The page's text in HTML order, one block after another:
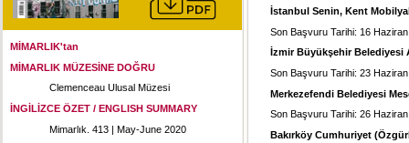
MİMARLIK'tan
MİMARLIK MÜZESİNE DOĞRU
Clemenceau Ulusal Müzesi
İNGİLİZCE ÖZET / ENGLISH SUMMARY
Mimarlık. 413 | May-June 2020
İstanbul Senin, Kent
Son Başvuru Tarihi: 16
İzmir Büyükşehir Belediyesi
Son Başvuru Tarihi: 23
Merkezefendi Belediyesi
Son Başvuru Tarihi: 26
Bakırköy Cumhuriyet